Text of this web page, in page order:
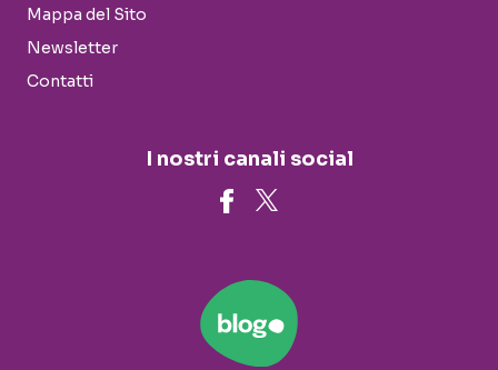
Mappa del Sito
Newsletter
Contatti
I nostri canali social